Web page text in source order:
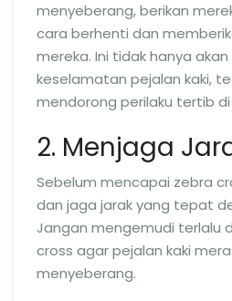
menyeberang, berikan
cara berhenti dan
mereka. Ini tidak hanya
keselamatan pejalan kaki,
mendorong perilaku tertib di
2. Menjaga
Sebelum mencapai zebra
dan jaga jarak yang tepat
Jangan mengemudi terlalu
cross agar pejalan kaki
menyeberang.